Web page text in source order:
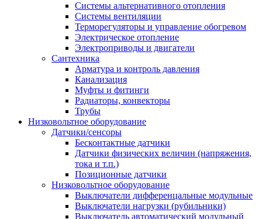
Системы альтернативного отопления
Системы вентиляции
Терморегуляторы и управление обогревом
Электрическое отопление
Электроприводы и двигатели
Сантехника
Арматура и контроль давления
Канализация
Муфты и фитинги
Радиаторы, конвекторы
Трубы
Низковольтное оборудование
Датчики/сенсоры
Бесконтактные датчики
Датчики физических величин (напряжения,
тока и т.п.)
Позиционные датчики
Низковольтное оборудование
Выключатели дифференцальные модульные
Выключатели нагрузки (рубильники)
Выключатель автоматический модульный